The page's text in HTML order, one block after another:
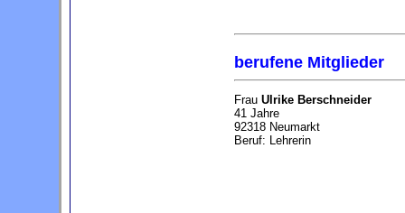
berufene Mitglieder
Frau Ulrike Berschneider
41 Jahre
92318 Neumarkt
Beruf: Lehrerin